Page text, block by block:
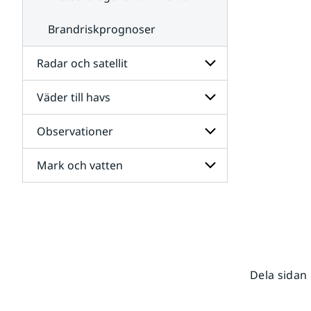
Brandriskprognoser
Radar och satellit
Undersidor
för
Radar
och
satellit
Väder till havs
Undersidor
för
Väder
till
havs
Observationer
Undersidor
för
Mark och vatten
Dela sidan